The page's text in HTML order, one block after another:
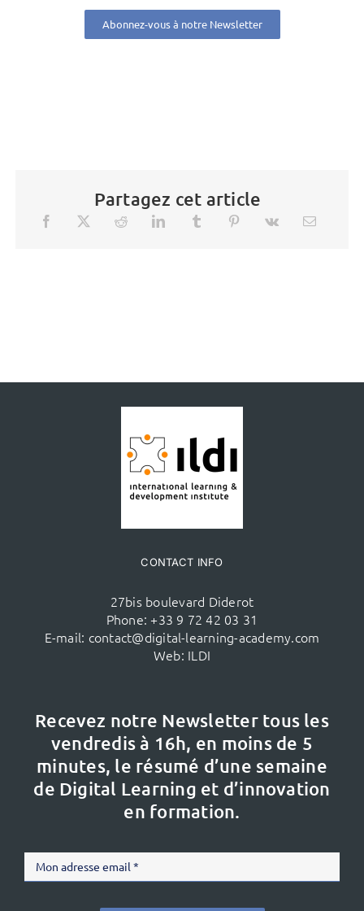
Abonnez-vous à notre Newsletter
Partagez cet article
CONTACT INFO
27bis boulevard Diderot
Phone: +33 9 72 42 03 31
E-mail: contact@digital-learning-academy.com
Web: ILDI
Recevez notre Newsletter tous les
vendredis à 16h, en moins de 5
minutes, le résumé d’une semaine
de Digital Learning et d’innovation
en formation.